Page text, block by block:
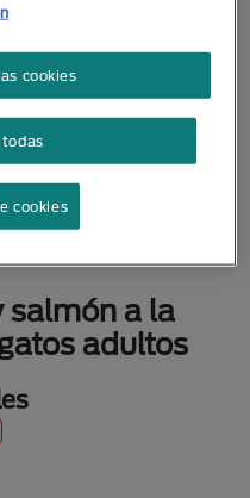
salmón a la
adultos
todas
cookies
cookies